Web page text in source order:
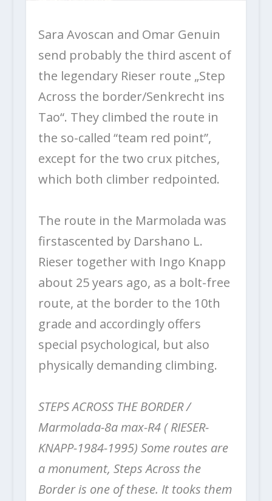
Sara Avoscan and Omar Genuin
send probably the third ascent of
the legendary Rieser route „Step
Across the border/Senkrecht ins
Tao“. They climbed the route in
the so-called “team red point”,
except for the two crux pitches,
which both climber redpointed.
The route in the Marmolada was
firstascented by Darshano L.
Rieser together with Ingo Knapp
about 25 years ago, as a bolt-free
route, at the border to the 10th
grade and accordingly offers
special psychological, but also
physically demanding climbing.
STEPS ACROSS THE BORDER /
Marmolada-8a max-R4 ( RIESER-
KNAPP-1984-1995) Some routes are
a monument, Steps Across the
Border is one of these. It tooks them